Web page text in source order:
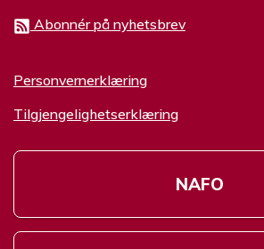
Abonnér på nyhetsbrev
Personvernerklæring
Tilgjengelighetserklæring
NAFO